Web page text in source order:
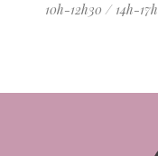
10h-12h30 / 14h-17h